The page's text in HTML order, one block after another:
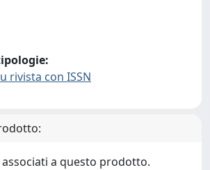
rivista con ISSN
a questo prodotto.